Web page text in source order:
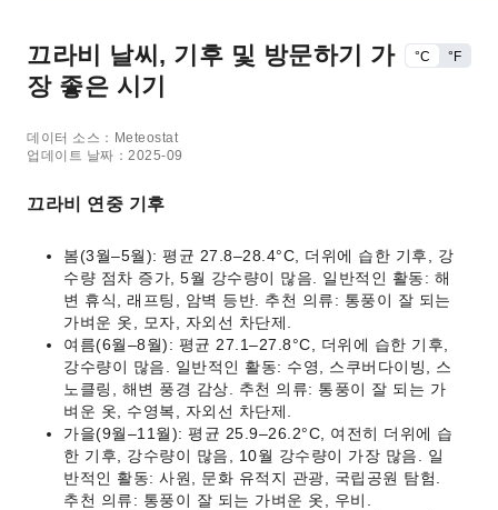
끄라비 날씨, 기후 및 방문하기 가
장 좋은 시기
°C °F
데이터 소스：Meteostat
업데이트 날짜：2025-09
끄라비 연중 기후
봄(3월–5월): 평균 27.8–28.4°C, 더위에 습한 기후, 강
수량 점차 증가, 5월 강수량이 많음. 일반적인 활동: 해
변 휴식, 래프팅, 암벽 등반. 추천 의류: 통풍이 잘 되는
가벼운 옷, 모자, 자외선 차단제.
여름(6월–8월): 평균 27.1–27.8°C, 더위에 습한 기후,
강수량이 많음. 일반적인 활동: 수영, 스쿠버다이빙, 스
노클링, 해변 풍경 감상. 추천 의류: 통풍이 잘 되는 가
벼운 옷, 수영복, 자외선 차단제.
가을(9월–11월): 평균 25.9–26.2°C, 여전히 더위에 습
한 기후, 강수량이 많음, 10월 강수량이 가장 많음. 일
반적인 활동: 사원, 문화 유적지 관광, 국립공원 탐험.
추천 의류: 통풍이 잘 되는 가벼운 옷, 우비.